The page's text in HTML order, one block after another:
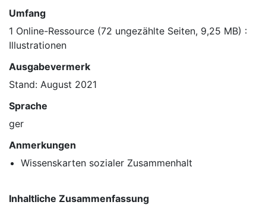
Umfang
1 Online-Ressource (72 ungezählte Seiten, 9,25 MB) :
Illustrationen
Ausgabevermerk
Stand: August 2021
Sprache
ger
Anmerkungen
Wissenskarten sozialer Zusammenhalt
Inhaltliche Zusammenfassung